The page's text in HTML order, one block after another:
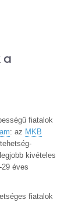
a
fiatalok
: az MKB
kivételes
éves
fiatalok